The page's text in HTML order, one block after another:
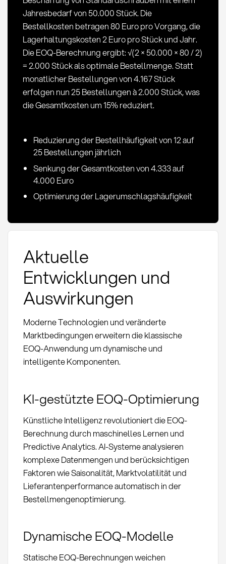
Einkauf
Jahresbedarf von 50.000 Stück. Die
Bestellkosten betragen 80 Euro pro Vorgang, die
Lagerhaltungskosten 2 Euro pro Stück und Jahr.
Die EOQ-Berechnung ergibt: √(2 × 50.000 × 80 / 2)
= 2.000 Stück als optimale Bestellmenge. Statt
monatlicher Bestellungen von 4.167 Stück
erfolgen nun 25 Bestellungen à 2.000 Stück, was
die Gesamtkosten um 15% reduziert.
Reduzierung der Bestellhäufigkeit von 12 auf
25 Bestellungen jährlich
Senkung der Gesamtkosten von 4.333 auf
4.000 Euro
Optimierung der Lagerumschlagshäufigkeit
Aktuelle
Entwicklungen und
Auswirkungen
Moderne Technologien und veränderte
Marktbedingungen erweitern die klassische
EOQ-Anwendung um dynamische und
intelligente Komponenten.
KI-gestützte EOQ-Optimierung
Künstliche Intelligenz revolutioniert die EOQ-
Berechnung durch maschinelles Lernen und
Predictive Analytics. AI-Systeme analysieren
komplexe Datenmengen und berücksichtigen
Faktoren wie Saisonalität, Marktvolatilität und
Lieferantenperformance automatisch in der
Bestellmengenoptimierung.
Dynamische EOQ-Modelle
Statische EOQ-Berechnungen weichen